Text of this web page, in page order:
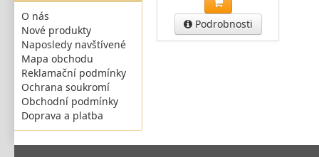
O nás
Nové produkty
Naposledy navštívené
Mapa obchodu
Reklamační podmínky
Ochrana soukromí
Obchodní podmínky
Doprava a platba
Podrobnosti